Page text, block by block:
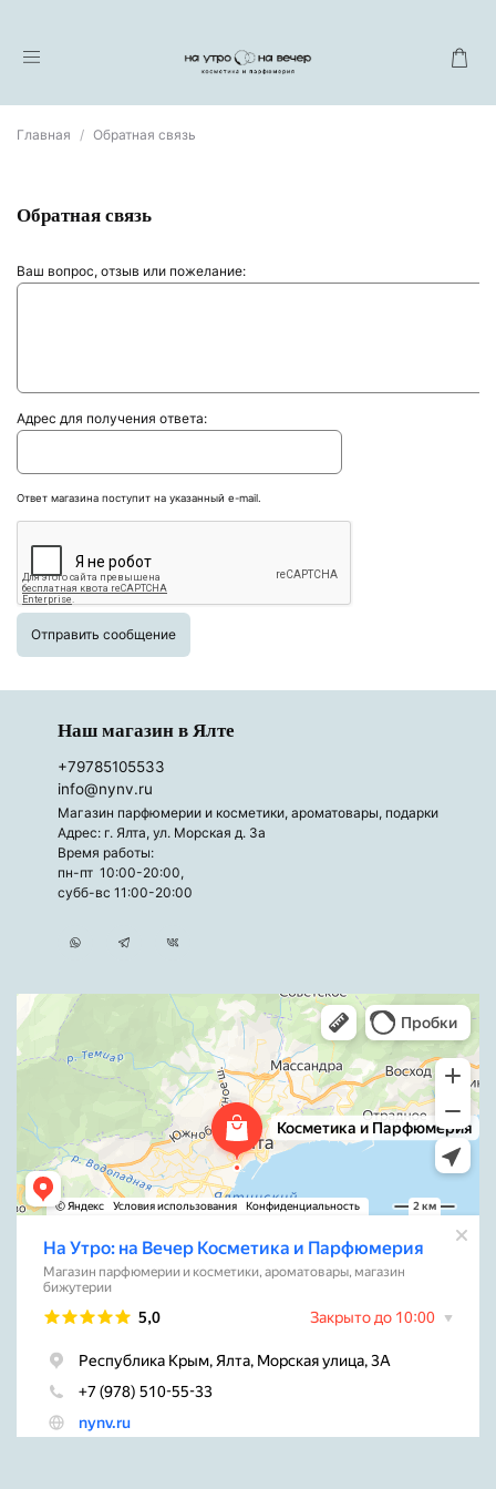
Главная Обратная связь
Обратная связь
Ваш вопрос, отзыв или пожелание:
Адрес для получения ответа:
Ответ магазина поступит на указанный e-mail.
Отправить сообщение
Наш магазин в Ялте
+79785105533
info@nynv.ru
Магазин парфюмерии и косметики, ароматовары, подарки
Адрес: г. Ялта, ул. Морская д. 3а
Время работы:
пн-пт 10:00-20:00,
субб-вс 11:00-20:00